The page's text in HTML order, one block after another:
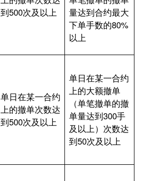
到500次及以上
量达到合约最大
下单手数的80%
以上
单日在某一合约
上的撤单次数达
到500次及以上
单日在某一合约
上的大额撤单
（单笔撤单的撤
单量达到300手
及以上）次数达
到50次及以上